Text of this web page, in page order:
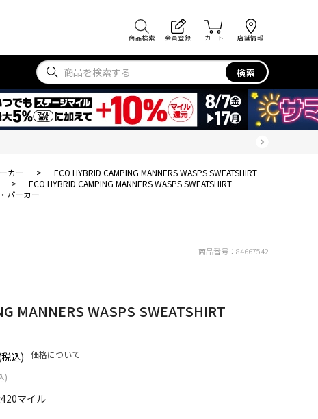
商品検索 会員登録 カート 店舗情報
検索
カー >
ECO HYBRID CAMPING MANNERS WASPS SWEATSHIRT
>
ECO HYBRID CAMPING MANNERS WASPS SWEATSHIRT
パーカー
420マイル
MANNERS WASPS SWEATSHIRT
)
込) 価格について
商品番号： 84667542